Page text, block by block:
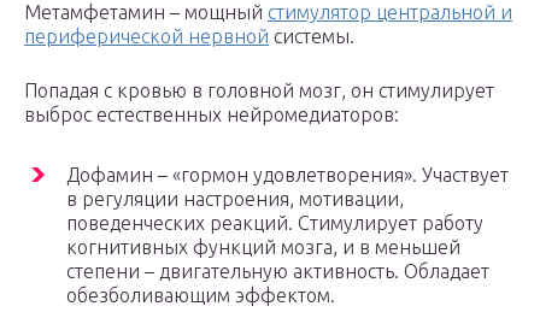
Метамфетамин – мощный стимулятор центральной и
периферической нервной системы.
Попадая с кровью в головной мозг, он стимулирует
выброс естественных нейромедиаторов:
Дофамин – «гормон удовлетворения». Участвует
в регуляции настроения, мотивации,
поведенческих реакций. Стимулирует работу
когнитивных функций мозга, и в меньшей
степени – двигательную активность. Обладает
обезболивающим эффектом.